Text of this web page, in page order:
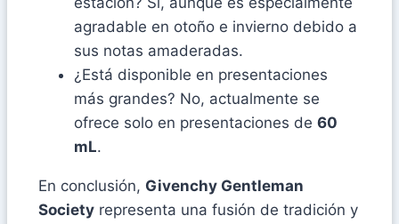
agradable en otoño e invierno debido a
sus notas amaderadas.
¿Está disponible en presentaciones
más grandes? No, actualmente se
ofrece solo en presentaciones de 60
mL.
En conclusión, Givenchy Gentleman
Society representa una fusión de tradición y